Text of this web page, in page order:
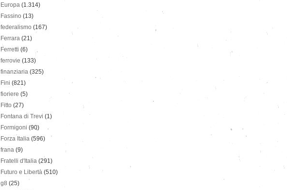
Europa (1.314)
Fassino (13)
federalismo (167)
Ferrara (21)
Ferretti (6)
ferrovie (133)
finanziaria (325)
Fini (821)
fioriere (5)
Fitto (27)
Fontana di Trevi (1)
Formigoni (90)
Forza Italia (596)
frana (9)
Fratelli d'Italia (291)
Futuro e Libertà (510)
g8 (25)